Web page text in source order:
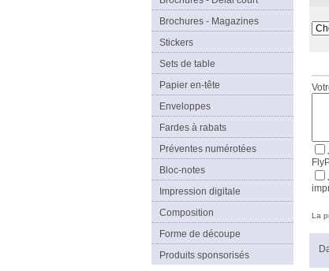
Brochures - Magazines
Stickers
Sets de table
Papier en-tête
Enveloppes
Fardes à rabats
Préventes numérotées
Bloc-notes
Impression digitale
Composition
Forme de découpe
Produits sponsorisés
La